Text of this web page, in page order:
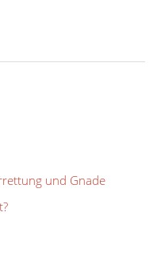
und Gnade